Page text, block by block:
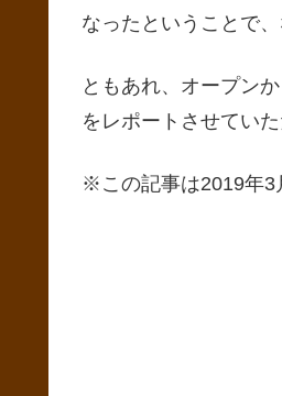
なったということで
ともあれ、オープン
をレポートさせてい
※この記事は2019年3